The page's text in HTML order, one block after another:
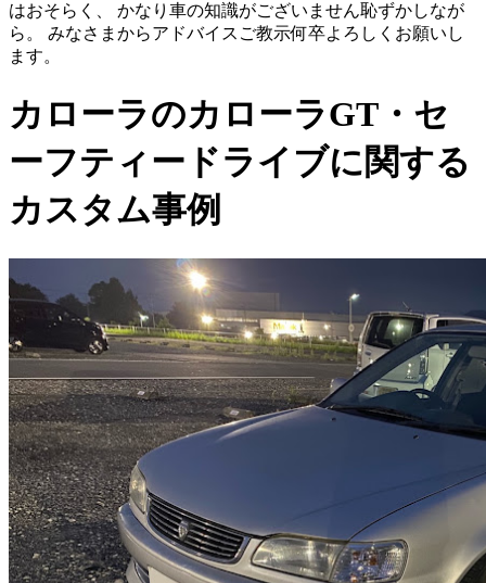
はおそらく、 かなり車の知識がございません恥ずかしなが
ら。 みなさまからアドバイスご教示何卒よろしくお願いし
ます。
カローラのカローラGT・セ
ーフティードライブに関する
カスタム事例